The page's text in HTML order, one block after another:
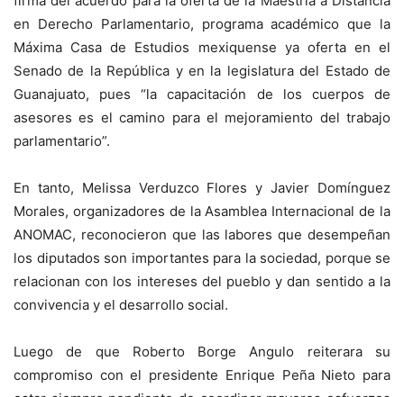
en Derecho Parlamentario, programa académico que la
Máxima Casa de Estudios mexiquense ya oferta en el
Senado de la República y en la legislatura del Estado de
Guanajuato, pues “la capacitación de los cuerpos de
asesores es el camino para el mejoramiento del trabajo
parlamentario”.
En tanto, Melissa Verduzco Flores y Javier Domínguez
Morales, organizadores de la Asamblea Internacional de la
ANOMAC, reconocieron que las labores que desempeñan
los diputados son importantes para la sociedad, porque se
relacionan con los intereses del pueblo y dan sentido a la
convivencia y el desarrollo social.
Luego de que Roberto Borge Angulo reiterara su
compromiso con el presidente Enrique Peña Nieto para